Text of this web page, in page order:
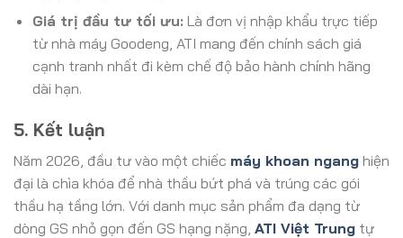
Giá trị đầu tư tối ưu: Là đơn vị nhập khẩu trực tiếp
từ nhà máy Goodeng, ATI mang đến chính sách giá
cạnh tranh nhất đi kèm chế độ bảo hành chính hãng
dài hạn.
5. Kết luận
Năm 2026, đầu tư vào một chiếc máy khoan ngang hiện
đại là chìa khóa để nhà thầu bứt phá và trúng các gói
thầu hạ tầng lớn. Với danh mục sản phẩm đa dạng từ
dòng GS nhỏ gọn đến GS hạng nặng, ATI Việt Trung tự